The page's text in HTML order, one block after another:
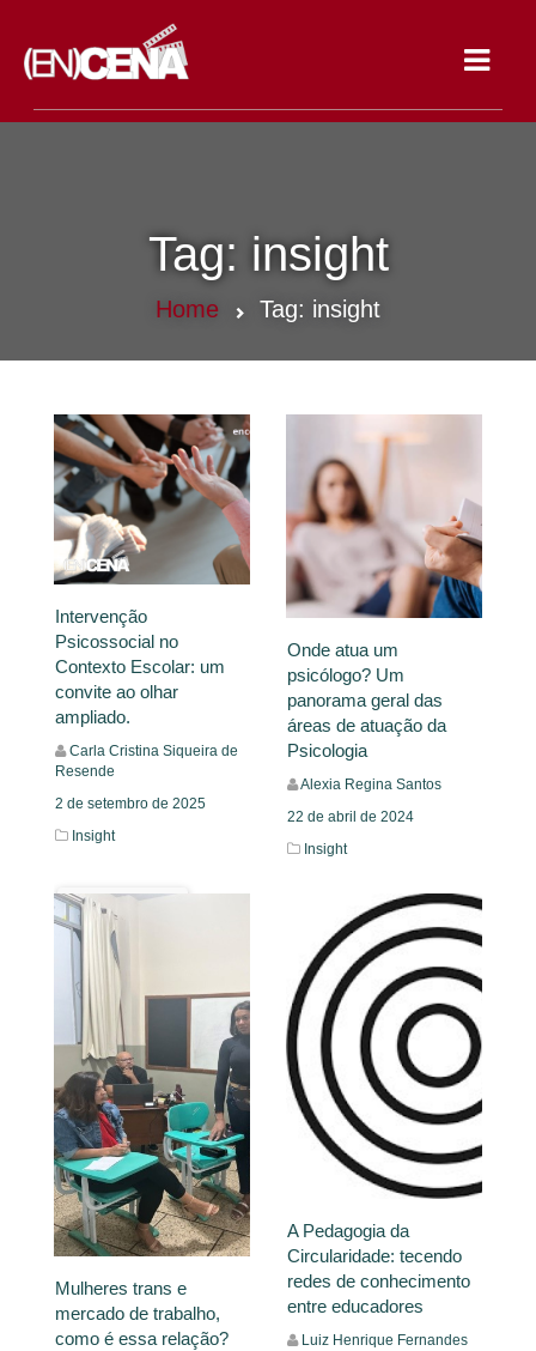
Tag: insight
Home Tag: insight
Intervenção
Psicossocial no
Contexto Escolar: um
convite ao olhar
ampliado.
Carla Cristina Siqueira de
Resende
2 de setembro de 2025
Insight
Leia Mais
Onde atua um
psicólogo? Um
panorama geral das
áreas de atuação da
Psicologia
Alexia Regina Santos
22 de abril de 2024
Insight
Leia Mais
Mulheres trans e
mercado de trabalho,
como é essa relação?
A Pedagogia da
Circularidade: tecendo
redes de conhecimento
entre educadores
Luiz Henrique Fernandes